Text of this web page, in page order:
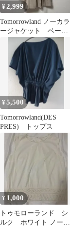
¥2,999
Tomorrowland ノーカラ
ージャケット ベージ
¥5,500
Tomorrowland(DES
PRES) トップス
¥ 1,000
トゥモローランド シ
ルク ホワイト ノース